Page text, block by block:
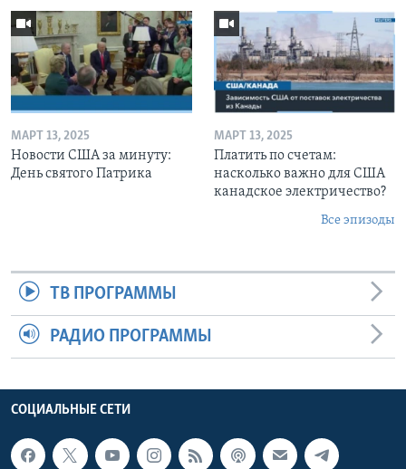
МАРТ 13, 2025
Новости США за минуту:
День святого Патрика
МАРТ 13, 2025
Платить по счетам:
насколько важно для США
канадское электричество?
Все эпизоды
ТВ ПРОГРАММЫ
РАДИО ПРОГРАММЫ
СОЦИАЛЬНЫЕ СЕТИ